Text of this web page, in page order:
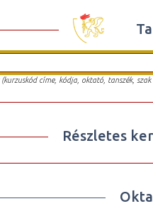
címe, kódja, oktató, tanszék,
Részletes